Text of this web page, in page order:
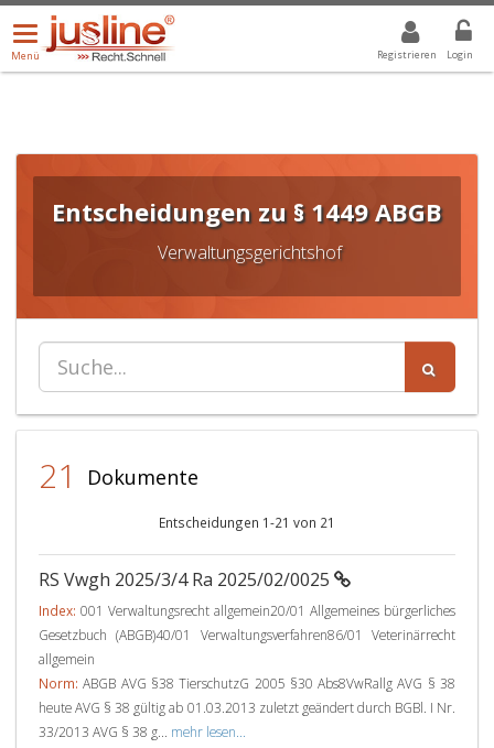
Registrieren Login
Menü
öffnen/schließen
Menü
ALLE DROPDOWN: GEWÄHLTER WERT IST ALLE
Entscheidungen zu § 1449 ABGB
Verwaltungsgerichtshof
21 Dokumente
Entscheidungen 1-21 von 21
RS Vwgh 2025/3/4 Ra 2025/02/0025
Index: 001 Verwaltungsrecht allgemein20/01 Allgemeines bürgerliches
Gesetzbuch (ABGB)40/01 Verwaltungsverfahren86/01 Veterinärrecht
allgemein
Norm: ABGB AVG §38 TierschutzG 2005 §30 Abs8VwRallg AVG § 38
heute AVG § 38 gültig ab 01.03.2013 zuletzt geändert durch BGBl. I Nr.
33/2013 AVG § 38 g... mehr lesen...